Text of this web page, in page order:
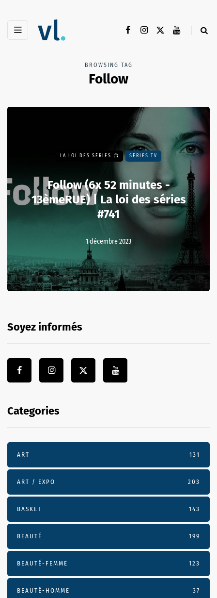
BROWSING TAG
Follow
LA LOI DES SÉRIES 📺 SÉRIES TV
Follow (6x 52 minutes -
13èmeRUE) | La loi des séries
#741
1 décembre 2023
Soyez informés
Categories
ART 131
ART / EXPO 203
BASKET 143
BEAUTÉ 199
BEAUTÉ-FEMME 123
BEAUTÉ-HOMME 37